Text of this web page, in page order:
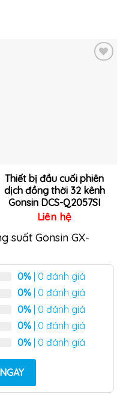
Thiết bị đầu cuối phiên
dịch đồng thời 32 kênh
Gonsin DCS-Q2057SI
Liên hệ
suất Gonsin GX-
0% | 0 đánh giá
0% | 0 đánh giá
0% | 0 đánh giá
0% | 0 đánh giá
0% | 0 đánh giá